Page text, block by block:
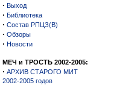
· Выход
· Библиотека
· Состав РПЦЗ(В)
· Обзоры
· Новости
МЕЧ и ТРОСТЬ 2002-2005:
· АРХИВ СТАРОГО МИТ
2002-2005 годов